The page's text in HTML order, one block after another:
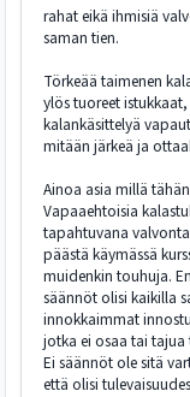
rahat eikä ihmisiä
saman tien.
Törkeää taimenen
ylös tuoreet
kalankäsittelyä
mitään järkeä ja
Ainoa asia millä
Vapaaehtoisia
tapahtuvana
päästä käymässä
muidenkin touhuja.
säännöt olisi kaikilla
innokkaimmat
jotka ei osaa tai
Ei säännöt ole sitä
että olisi